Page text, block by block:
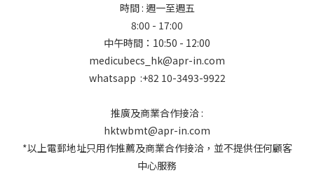
時間 : 週一至週五
8:00 - 17:00
中午時間：10:50 - 12:00
medicubecs_hk@apr-in.com
whatsapp :+82 10-3493-9922
推廣及商業合作接洽 :
hktwbmt@apr-in.com
*以上電郵地址只用作推薦及商業合作接洽，並不提供任何顧客
中心服務